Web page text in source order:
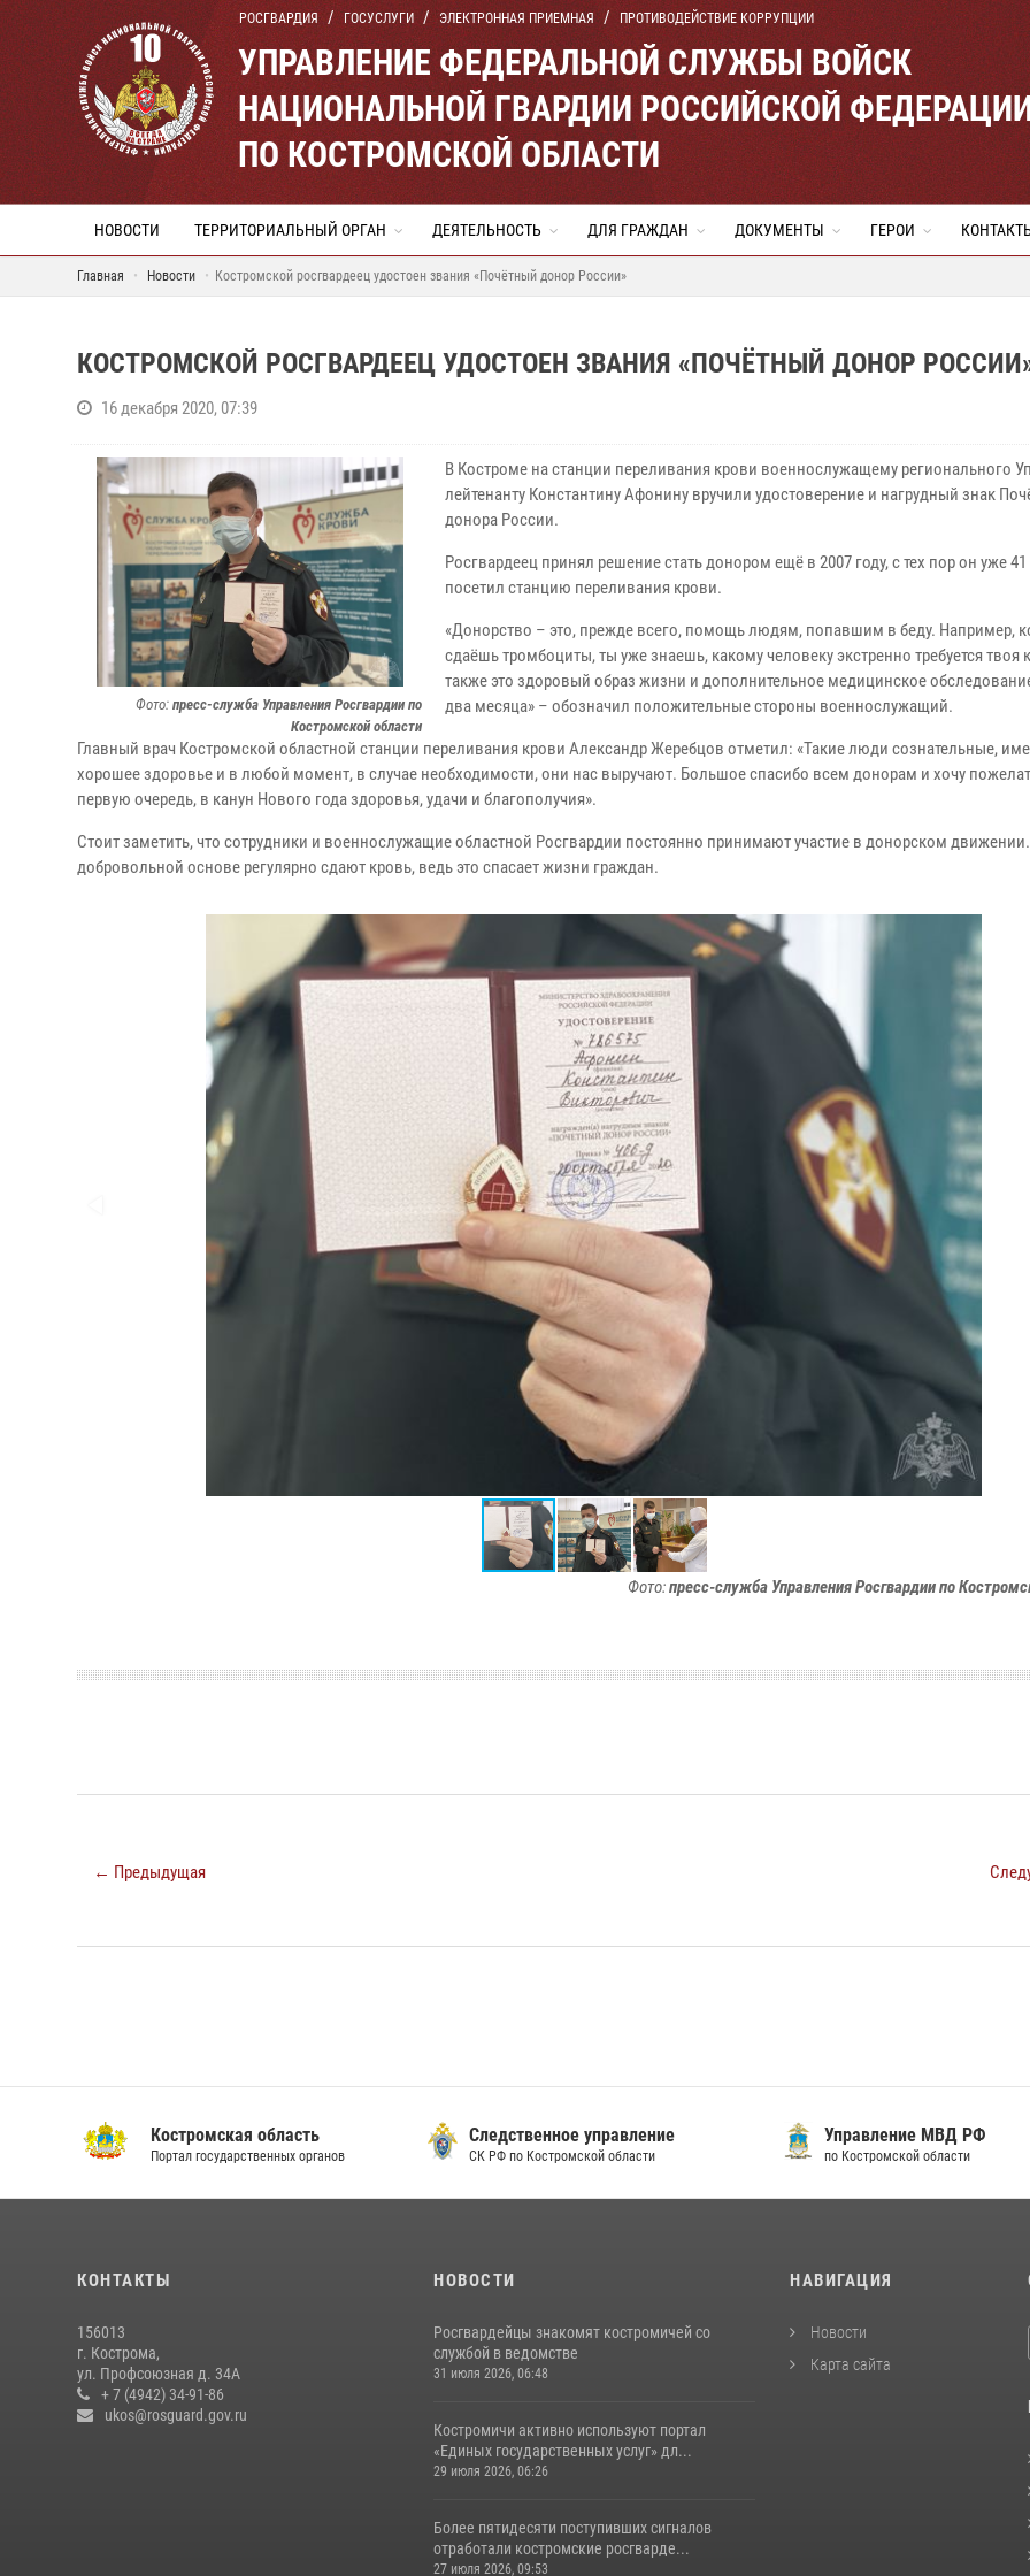
РОСГВАРДИЯ ГОСУСЛУГИ ЭЛЕКТРОННАЯ ПРИЕМНАЯ ПРОТИВОДЕЙСТВИЕ КОРРУПЦИИ
УПРАВЛЕНИЕ ФЕДЕРАЛЬНОЙ СЛУЖБЫ ВОЙСК
НАЦИОНАЛЬНОЙ ГВАРДИИ РОССИЙСКОЙ
ПО КОСТРОМСКОЙ ОБЛАСТИ
НОВОСТИ ТЕРРИТОРИАЛЬНЫЙ ОРГАН ДЕЯТЕЛЬНОСТЬ ДЛЯ ГРАЖДАН ДОКУМЕНТЫ ГЕРОИ
Главная Новости Костромской росгвардеец удостоен звания «Почётный донор России»
КОСТРОМСКОЙ РОСГВАРДЕЕЦ УДОСТОЕН ЗВАНИЯ «ПОЧЁТНЫЙ ДОНОР
16 декабря 2020, 07:39
Фото: пресс-служба Управления Росгвардии по
Костромской области
В Костроме на станции переливания крови военнослужащему регионального
лейтенанту Константину Афонину вручили удостоверение и нагрудный знак
донора России.
Росгвардеец принял решение стать донором ещё в 2007 году, с тех пор он уже 41
посетил станцию переливания крови.
«Донорство – это, прежде всего, помощь людям, попавшим в беду. Например,
сдаёшь тромбоциты, ты уже знаешь, какому человеку экстренно требуется твоя
также это здоровый образ жизни и дополнительное медицинское
два месяца» – обозначил положительные стороны военнослужащий.
Главный врач Костромской областной станции переливания крови Александр Жеребцов отметил: «Такие люди сознательные,
хорошее здоровье и в любой момент, в случае необходимости, они нас выручают. Большое спасибо всем донорам и хочу
первую очередь, в канун Нового года здоровья, удачи и благополучия».
Стоит заметить, что сотрудники и военнослужащие областной Росгвардии постоянно принимают участие в донорском
добровольной основе регулярно сдают кровь, ведь это спасает жизни граждан.
Фото:пресс-служба Управления Росгвардии по
← Предыдущая
Костромская область
Портал государственных органов
Следственное управление
СК РФ по Костромской области
Управление МВД РФ
по Костромской области
КОНТАКТЫ
156013
г. Кострома,
ул. Профсоюзная д. 34А
+ 7 (4942) 34-91-86
ukos@rosguard.gov.ru
НОВОСТИ
Росгвардейцы знакомят костромичей со
службой в ведомстве
31 июля 2026, 06:48
Костромичи активно используют портал
«Единых государственных услуг» дл...
29 июля 2026, 06:26
Более пятидесяти поступивших сигналов
отработали костромские росгварде...
27 июля 2026, 09:53
НАВИГАЦИЯ
Новости
Карта сайта